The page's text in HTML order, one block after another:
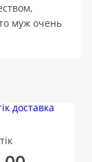
муж очень